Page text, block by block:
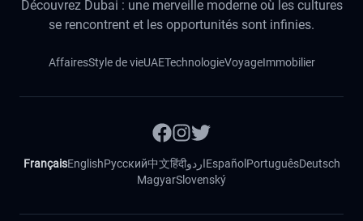
Découvrez Dubai : une merveille moderne où les cultures
se rencontrent et les opportunités sont infinies.
AffairesStyle de vieUAETechnologieVoyageImmobilier
FrançaisEnglishРусский中文हिंदीاردوEspañol PortuguêsDeutsch
MagyarSlovenský